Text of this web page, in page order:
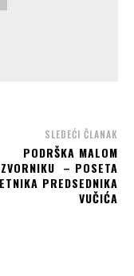
SLEDEĆI ČLANAK
PODRŠKA MALOM
ZVORNIKU – POSETA
PREDSEDNIKA
VUČIĆA